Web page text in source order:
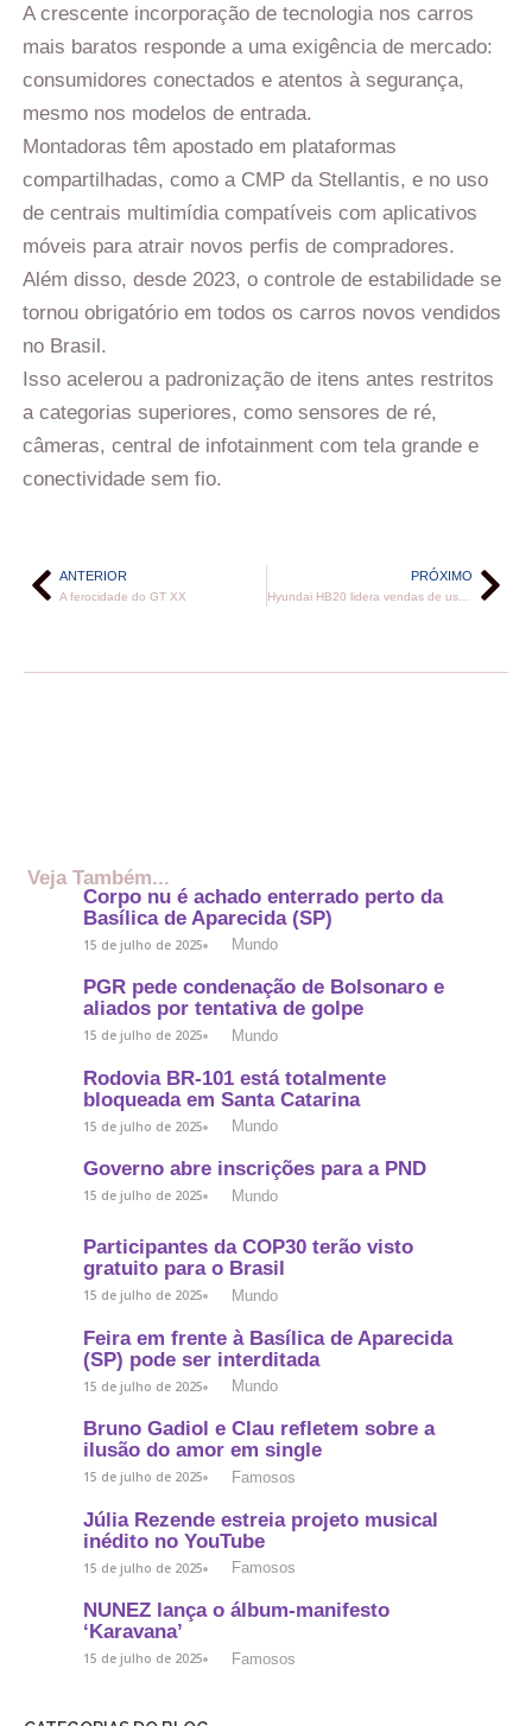
A crescente incorporação de tecnologia nos carros
mais baratos responde a uma exigência de mercado:
consumidores conectados e atentos à segurança,
mesmo nos modelos de entrada.
Montadoras têm apostado em plataformas
compartilhadas, como a CMP da Stellantis, e no uso
de centrais multimídia compatíveis com aplicativos
móveis para atrair novos perfis de compradores.
Além disso, desde 2023, o controle de estabilidade se
tornou obrigatório em todos os carros novos vendidos
no Brasil.
Isso acelerou a padronização de itens antes restritos
a categorias superiores, como sensores de ré,
câmeras, central de infotainment com tela grande e
conectividade sem fio.
ANTERIOR
A ferocidade do GT XX
PRÓXIMO
Hyundai HB20 lidera vendas de usados; Corolla domina entre sedãs
Veja Também...
Corpo nu é achado enterrado perto da
Basílica de Aparecida (SP)
15 de julho de 2025 Mundo
PGR pede condenação de Bolsonaro e
aliados por tentativa de golpe
15 de julho de 2025 Mundo
Rodovia BR-101 está totalmente
bloqueada em Santa Catarina
15 de julho de 2025 Mundo
Governo abre inscrições para a PND
15 de julho de 2025 Mundo
Participantes da COP30 terão visto
gratuito para o Brasil
15 de julho de 2025 Mundo
Feira em frente à Basílica de Aparecida
(SP) pode ser interditada
15 de julho de 2025 Mundo
Bruno Gadiol e Clau refletem sobre a
ilusão do amor em single
15 de julho de 2025 Famosos
Júlia Rezende estreia projeto musical
inédito no YouTube
15 de julho de 2025 Famosos
NUNEZ lança o álbum-manifesto
‘Karavana’
15 de julho de 2025 Famosos